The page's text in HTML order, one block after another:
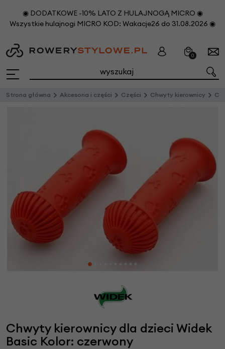
◉ DODATKOWE -10% LATO Z HULAJNOGĄ MICRO ◉
Wszystkie hulajnogi MICRO KOD: Wakacje26 do 31.08.2026 ◉
0
Strona główna Akcesoria i części Części Chwyty kierownicy
Chwyty kierownicy dla dzieci Widek
Basic Kolor: czerwony